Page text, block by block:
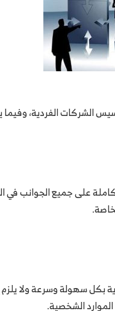
الشركات الفردية، وفيما
على جميع الجوانب في
سهولة وسرعة ولا يلزم
الشخصية.